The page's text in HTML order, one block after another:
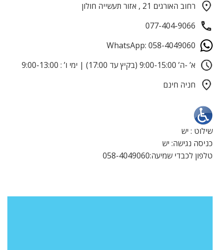
רחוב האורגים 21 , אזור תעשייה חולון
077-404-9066
WhatsApp: 058-4049060
א’ -ה’ 9:00-15:00 (בקיץ עד 17:00) | ימי ו’ : 9:00-13:00
חניה חינם
שילוט : יש
כניסה נגישה: יש
טלפון לכבדי שמיעה:058-4049060